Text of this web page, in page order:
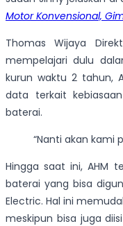
Motor Konvensional,
Thomas Wijaya
mempelajari dulu
kurun waktu 2 tahun,
data terkait
baterai.
“Nanti akan kami
Hingga saat ini, AHM
baterai yang bisa
Electric. Hal ini
meskipun bisa juga